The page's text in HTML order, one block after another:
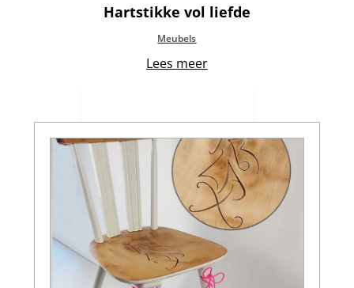
Hartstikke vol liefde
Meubels
Lees meer